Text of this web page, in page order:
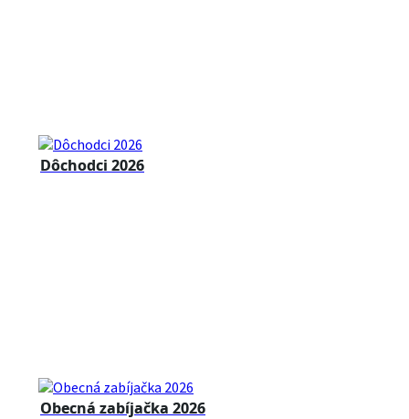
Dôchodci 2026
Obecná zabíjačka 2026